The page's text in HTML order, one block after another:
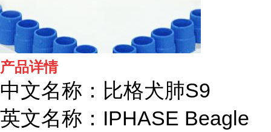
产品详情
中文名称：比格犬肺S9
英文名称：IPHASE Beagle